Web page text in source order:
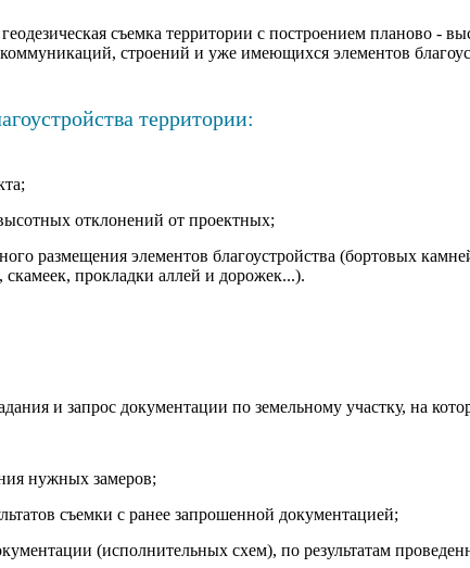
съемка территории с построением планово -
строений и уже имеющихся элементов
территории:
отклонений от проектных;
размещения элементов благоустройства (бортовых
прокладки аллей и дорожек...).
и запрос документации по земельному участку, на
нужных замеров;
съемки с ранее запрошенной документацией;
(исполнительных схем), по результатам